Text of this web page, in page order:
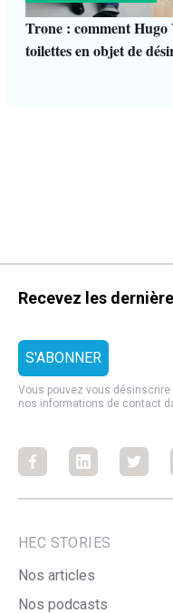
Trone : comment
toilettes en objet de
Recevez les
Vous pouvez vous
nos informations de contact
FacebookFacebook
HEC STORIES
Nos articles
Nos podcasts